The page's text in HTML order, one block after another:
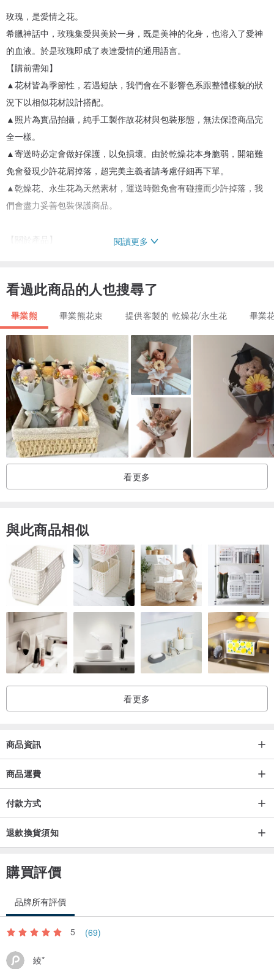
玫瑰，是愛情之花。
希臘神話中，玫瑰集愛與美於一身，既是美神的化身，也溶入了愛神
的血液。於是玫瑰即成了表達愛情的通用語言。
【購前需知】
▲花材皆為季節性，若遇短缺，我們會在不影響色系跟整體樣貌的狀
況下以相似花材設計搭配。
▲照片為實品拍攝，純手工製作故花材與包裝形態，無法保證商品完
全一樣。
▲寄送時必定會做好保護，以免損壞。由於乾燥花本身脆弱，開箱難
免會發現少許花屑掉落，超完美主義者請考慮仔細再下單。
▲乾燥花、永生花為天然素材，運送時難免會有碰撞而少許掉落，我
們會盡力妥善包裝保護商品。
【關於產品】
商品尺寸：Φ38CM X H43CM (含包裝紙)
▲索拉花亦有擴香功能。出貨時可為您點上宜人香精，增添花束香氣
▲為您代寫卡片(設計師不會把您的祕密告訴別人)
▲可客製專屬於您的色系
▲有任何設計想法歡迎您與我們討論
【關於不凋花＆乾燥花＆索拉花的介紹】
∥不凋花 Preserved Flower∥
▲不凋花是以新鮮花材，使用有機染料與人工甘油，經由特殊手法加
工而成，保有鮮花的水嫩質感，但無花粉過敏或蟲害困擾。
∥乾燥花 Dried Flower∥
▲乾燥花是鮮花自然乾燥後的產物，隨水分揮發，花形將縮小，色澤
也會改變，質感成脆硬且易掉落，但仍散發出天然花材的香味。
▲乾燥花會因花種隨時間而有不同程度的退色，亦隨著時間自然風化
這是正常狀態。
▲應避免高溫潮溼及陽光直射，保存良好的乾燥花觀賞期(視花種不
同)，可達半年至數年。
∥索拉花Sola Flower∥
▲索拉花又稱通草花，是用索拉樹的樹皮或通草人工製作而成。
▲由於索拉花本身沒有味道，且會吸收精油（或香精）再揮發至空氣
中，因此具有擴香的功能。不過因為是自然揮發的擴香效果，所以香
▲花朵若沾染灰塵雜物，可以吹塵球或吹風機冷風吹拂清理。
▲請放在乾燥通風的地方，避免陽光直射。
閱讀更多
看過此商品的人也搜尋了
畢業熊 畢業熊花束 提供客製的 乾燥花/永生花 畢業
看更多
與此商品相似
看更多
商品資訊
商品運費
付款方式
退款換貨須知
購買評價
品牌所有評價
5 (69)
綾*